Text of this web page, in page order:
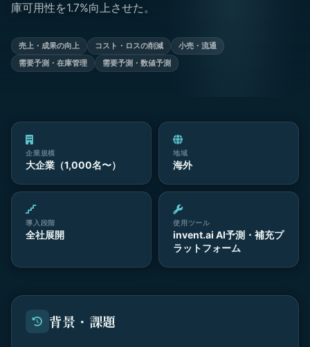
庫可用性を1.7%向上させた。
売上・成果の向上 コスト・ロスの削減
小売・流通
需要予測・在庫管理
需要予測・数値予測
企業規模
大企業（1,000名〜）
地域
海外
導入段階
全社展開
使用ツール
invent.ai AI予測・補充プ
ラットフォーム
背景・課題